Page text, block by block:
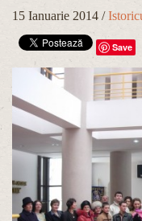
15 Ianuarie 2014 /
Save